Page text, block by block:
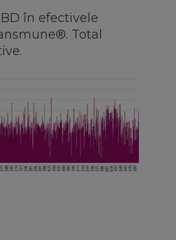
în efectivele
Total